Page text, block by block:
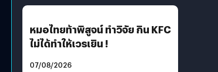
หมอไทยท้าพิสูจน์ ทำวิจัย กิน KFC
ไม่ได้ทำให้เวรเยิน !
07/08/2026